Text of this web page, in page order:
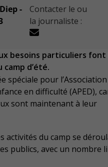
-
Contacter le ou
la journaliste :
besoins particuliers
d’été.
spéciale pour
en difficulté (APED),
sont maintenant à leur
activités du camp se
publics, avec un nombre